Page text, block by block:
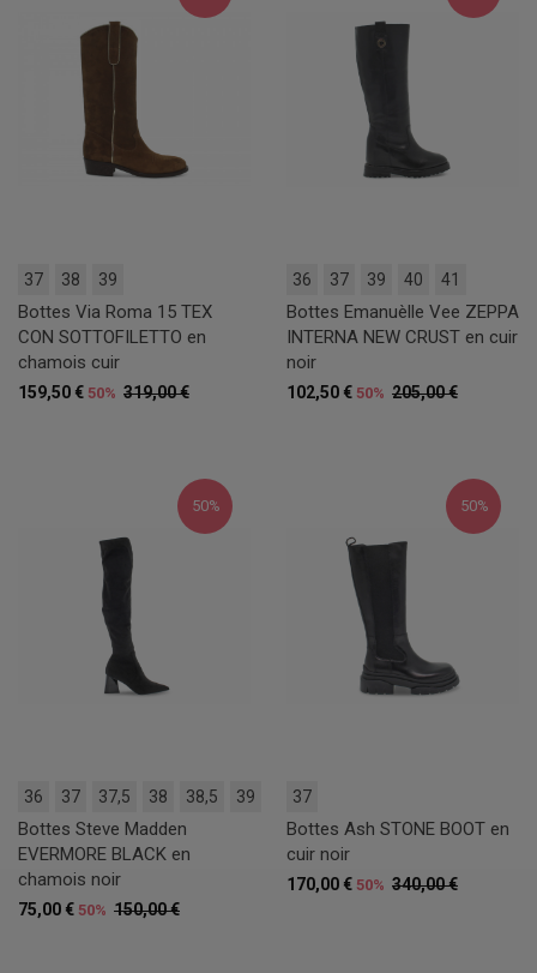
37 38 39
Bottes Via Roma 15 TEX
CON SOTTOFILETTO en
chamois cuir
319,00 €
159,50 € 50%
36 37 39 40 41
Bottes Emanuèlle Vee ZEPPA
INTERNA NEW CRUST en cuir
noir
205,00 €
102,50 € 50%
50%
36 37 37,5 38 38,5 39
Bottes Steve Madden
EVERMORE BLACK en
chamois noir
150,00 €
75,00 € 50%
50%
37
Bottes Ash STONE BOOT en
cuir noir
340,00 €
170,00 € 50%